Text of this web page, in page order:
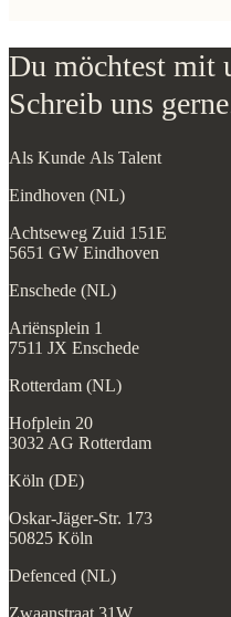
Du möchtest mit
Schreib uns
Als Kunde Als Talent
Eindhoven (NL)
Achtseweg Zuid 151E
5651 GW Eindhoven
Enschede (NL)
Ariënsplein 1
7511 JX Enschede
Rotterdam (NL)
Hofplein 20
3032 AG Rotterdam
Köln (DE)
Oskar-Jäger-Str. 173
50825 Köln
Defenced (NL)
Zwaanstraat 31W